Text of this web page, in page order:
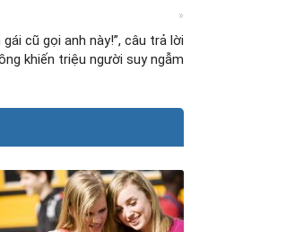
»
gái cũ gọi anh này!”, câu trả lời
khiến triệu người suy ngẫm